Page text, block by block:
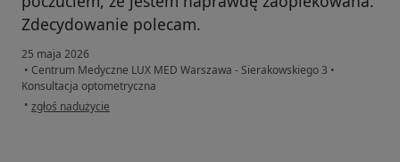
Zdecydowanie polecam.
25 maja 2026
• Centrum Medyczne LUX MED Warszawa - Sierakowskiego 3 •
Konsultacja optometryczna
• w opinii użytkownika Katarzyna J.
zgłoś nadużycie